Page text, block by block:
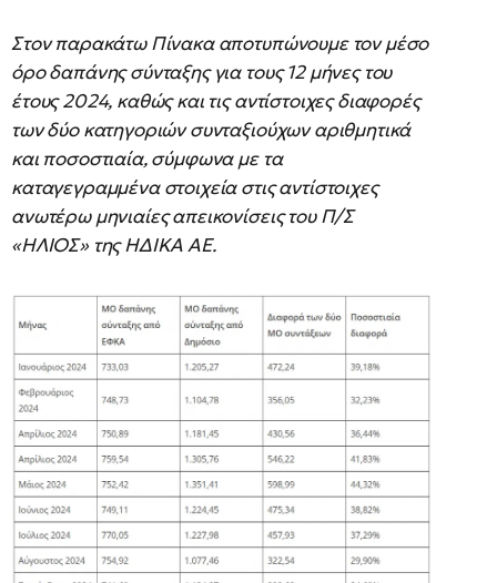
Στον παρακάτω Πίνακα αποτυπώνουμε τον μέσο
όρο δαπάνης σύνταξης για τους 12 μήνες του
έτους 2024, καθώς και τις αντίστοιχες διαφορές
των δύο κατηγοριών συνταξιούχων αριθμητικά
και ποσοστιαία, σύμφωνα με τα
καταγεγραμμένα στοιχεία στις αντίστοιχες
ανωτέρω μηνιαίες απεικονίσεις του Π/Σ
«ΗΛΙΟΣ» της ΗΔΙΚΑ ΑΕ.